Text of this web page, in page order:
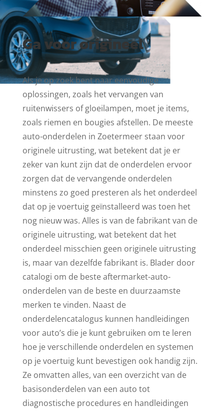
Ga voor origineel
Als je op zoek bent naar eenvoudige
oplossingen, zoals het vervangen van
ruitenwissers of gloeilampen, moet je items,
zoals riemen en bougies afstellen. De meeste
auto-onderdelen in Zoetermeer staan voor
originele uitrusting, wat betekent dat je er
zeker van kunt zijn dat de onderdelen ervoor
zorgen dat de vervangende onderdelen
minstens zo goed presteren als het onderdeel
dat op je voertuig geïnstalleerd was toen het
nog nieuw was. Alles is van de fabrikant van de
originele uitrusting, wat betekent dat het
onderdeel misschien geen originele uitrusting
is, maar van dezelfde fabrikant is. Blader door
catalogi om de beste aftermarket-auto-
onderdelen van de beste en duurzaamste
merken te vinden. Naast de
onderdelencatalogus kunnen handleidingen
voor auto’s die je kunt gebruiken om te leren
hoe je verschillende onderdelen en systemen
op je voertuig kunt bevestigen ook handig zijn.
Ze omvatten alles, van een overzicht van de
basisonderdelen van een auto tot
diagnostische procedures en handleidingen